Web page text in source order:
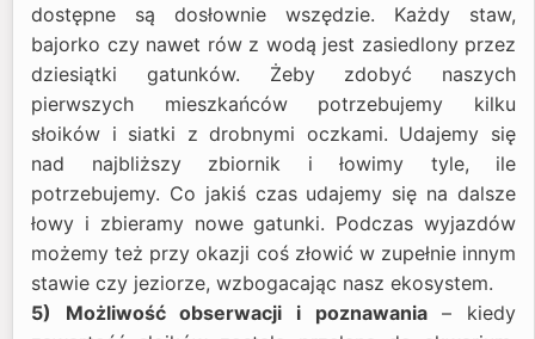
dostępne są dosłownie wszędzie. Każdy staw,
bajorko czy nawet rów z wodą jest zasiedlony przez
dziesiątki gatunków. Żeby zdobyć naszych
pierwszych mieszkańców potrzebujemy kilku
słoików i siatki z drobnymi oczkami. Udajemy się
nad najbliższy zbiornik i łowimy tyle, ile
potrzebujemy. Co jakiś czas udajemy się na dalsze
łowy i zbieramy nowe gatunki. Podczas wyjazdów
możemy też przy okazji coś złowić w zupełnie innym
stawie czy jeziorze, wzbogacając nasz ekosystem.
5) Możliwość obserwacji i poznawania– kiedy